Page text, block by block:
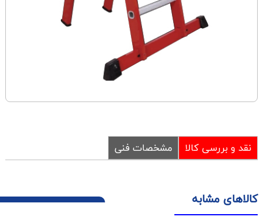
نقد و بررسی کالا مشخصات فنی
کالاهای مشابه